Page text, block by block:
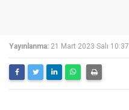
Yayınlanma: 21 Mart 2023 Salı 10:37